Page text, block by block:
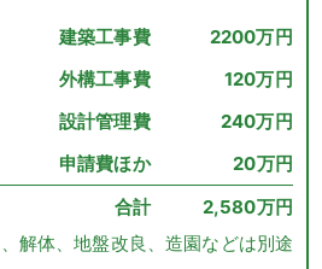
建築工事費
2200万円
外構工事費
120万円
設計管理費
240万円
申請費ほか
20万円
合計
2,580万円
解体、地盤改良、造園などは別途